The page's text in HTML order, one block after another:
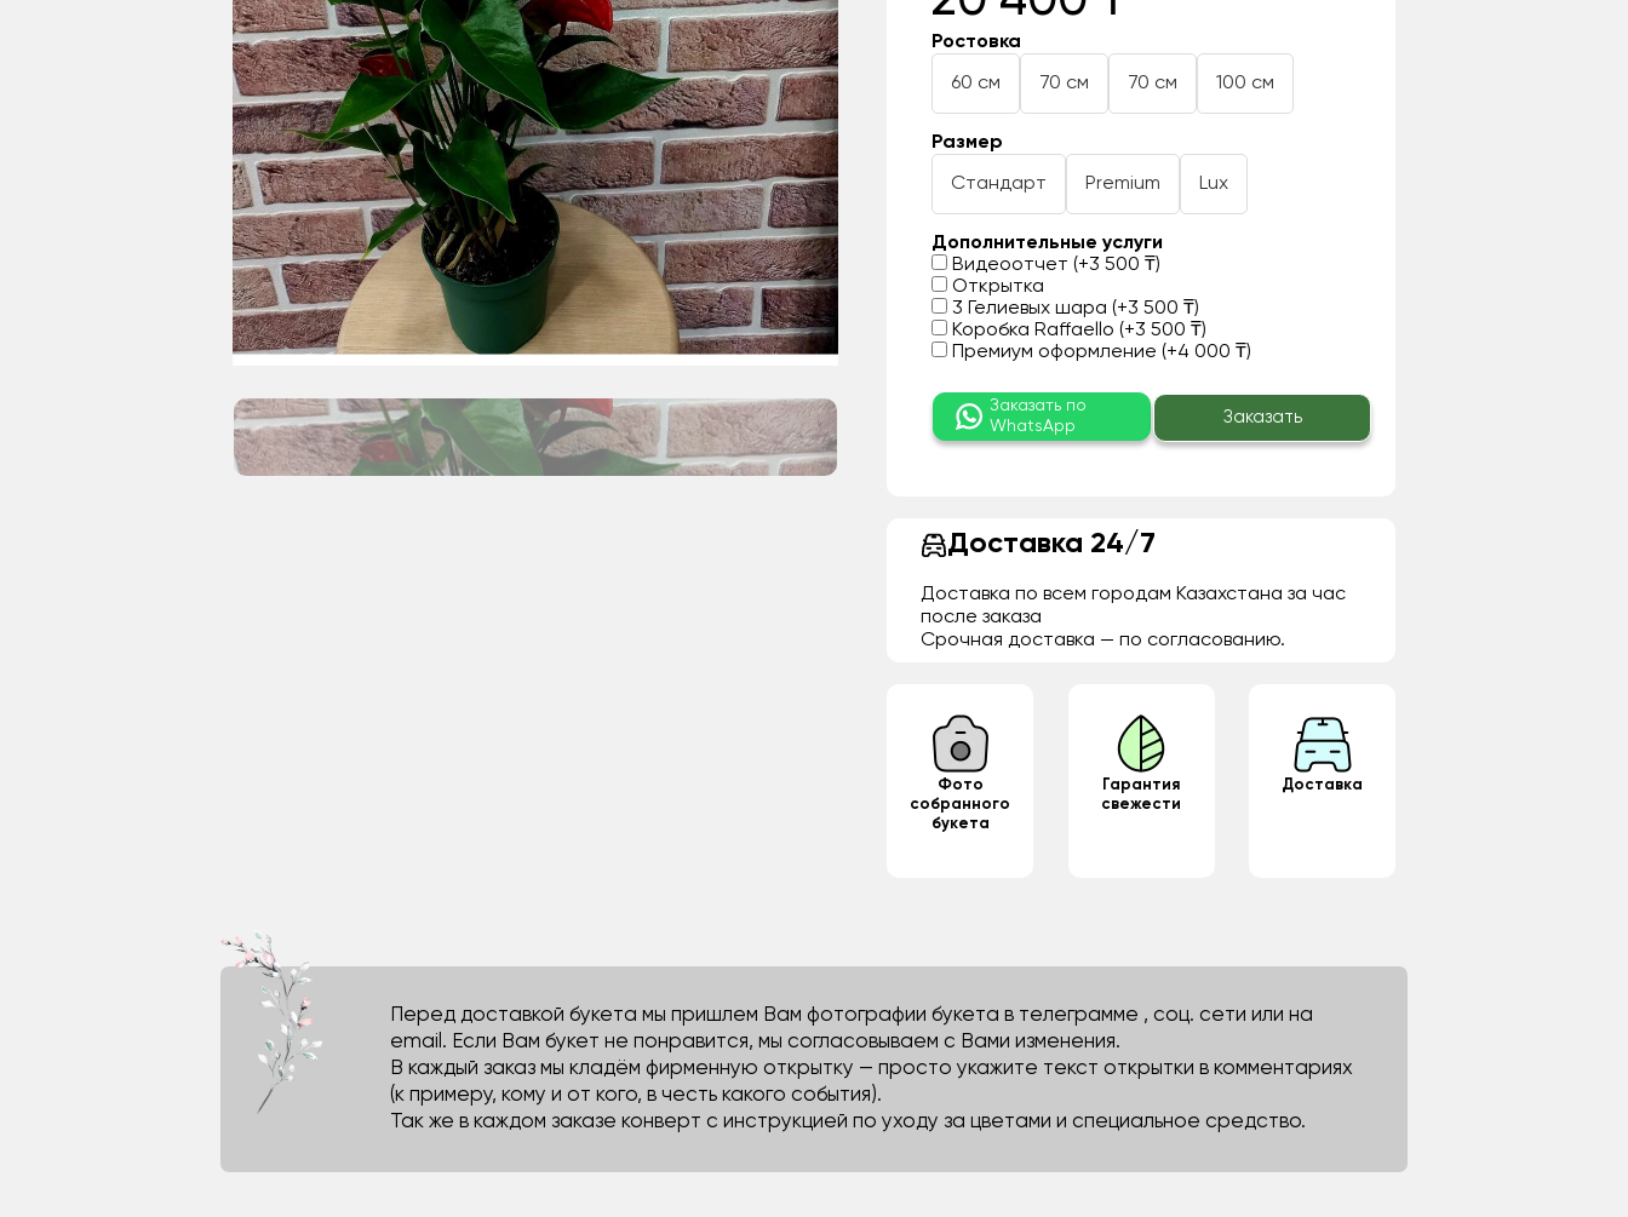
Ростовка
60 см 70 см 70 см 100 см
Размер
Стандарт Premium Lux
Дополнительные услуги
Видеоотчет (+3 500 ₸)
Открытка
3 Гелиевых шара (+3 500 ₸)
Коробка Raffaello (+3 500 ₸)
Премиум оформление (+4 000 ₸)
Заказать по
WhatsApp
Заказать
Доставка 24/7
Доставка по всем городам Казахстана за час
после заказа
Срочная доставка — по согласованию.
Фото
собранного
букета
Гарантия
свежести
Доставка
Перед доставкой букета мы пришлем Вам фотографии букета в телеграмме , соц. сети или на
email. Если Вам букет не понравится, мы согласовываем с Вами изменения.
В каждый заказ мы кладём фирменную открытку — просто укажите текст открытки в комментариях
(к примеру, кому и от кого, в честь какого события).
Так же в каждом заказе конверт с инструкцией по уходу за цветами и специальное средство.